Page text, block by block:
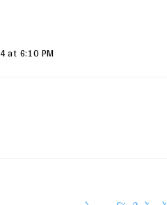
at 6:10 PM